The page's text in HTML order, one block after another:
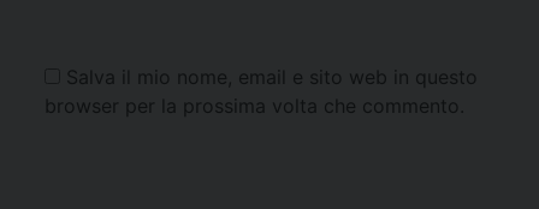
Salva il mio nome, email e sito web in questo
browser per la prossima volta che commento.